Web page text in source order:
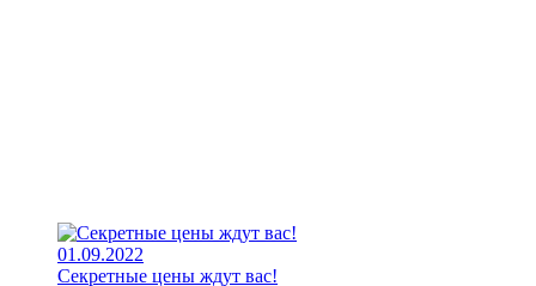
01.09.2022
Секретные цены ждут вас!